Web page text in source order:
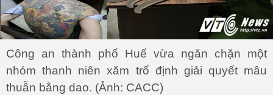
Công an thành phố Huế vừa ngăn chặn một
nhóm thanh niên xăm trổ định giải quyết mâu
thuẫn bằng dao. (Ảnh: CACC)